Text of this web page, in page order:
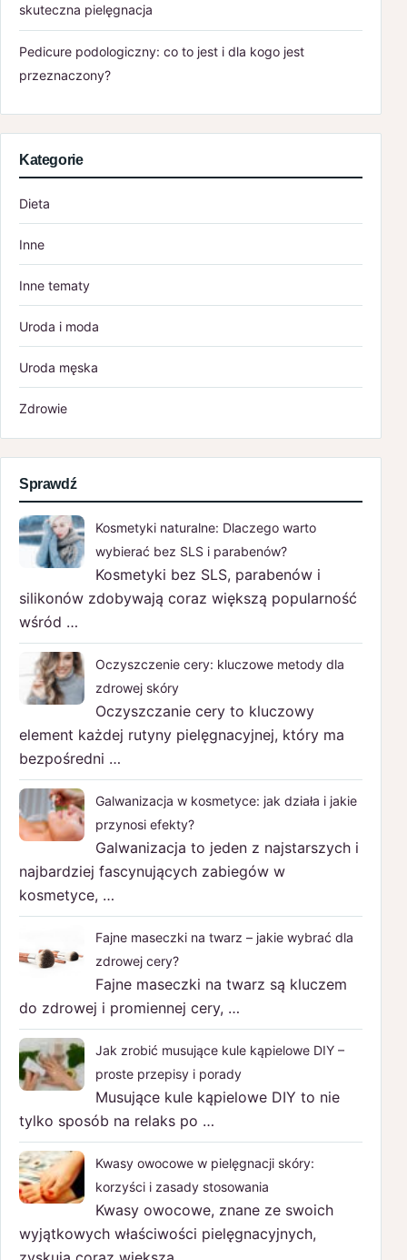
skuteczna pielęgnacja
Pedicure podologiczny: co to jest i dla kogo jest
przeznaczony?
Kategorie
Dieta
Inne
Inne tematy
Uroda i moda
Uroda męska
Zdrowie
Sprawdź
Kosmetyki naturalne: Dlaczego warto
wybierać bez SLS i parabenów?
Kosmetyki bez SLS, parabenów i
silikonów zdobywają coraz większą popularność
wśród …
Oczyszczenie cery: kluczowe metody dla
zdrowej skóry
Oczyszczanie cery to kluczowy
element każdej rutyny pielęgnacyjnej, który ma
bezpośredni …
Galwanizacja w kosmetyce: jak działa i jakie
przynosi efekty?
Galwanizacja to jeden z najstarszych i
najbardziej fascynujących zabiegów w
kosmetyce, …
Fajne maseczki na twarz – jakie wybrać dla
zdrowej cery?
Fajne maseczki na twarz są kluczem
do zdrowej i promiennej cery, …
Jak zrobić musujące kule kąpielowe DIY –
proste przepisy i porady
Musujące kule kąpielowe DIY to nie
tylko sposób na relaks po …
Kwasy owocowe w pielęgnacji skóry:
korzyści i zasady stosowania
Kwasy owocowe, znane ze swoich
wyjątkowych właściwości pielęgnacyjnych,